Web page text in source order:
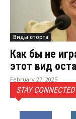
Виды спорта
Как бы не
этот вид
February 27, 2025
STAY CONNECTED